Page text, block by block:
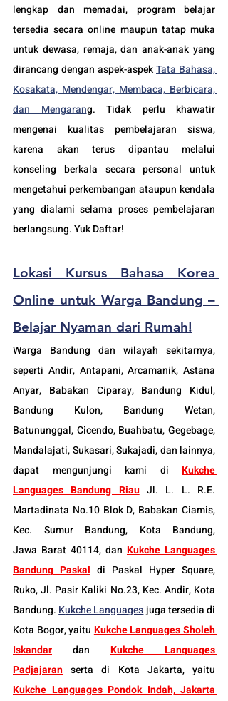
lengkap dan memadai, program belajar
tersedia secara online maupun tatap muka
untuk dewasa, remaja, dan anak-anak yang
dirancang dengan aspek-aspek Tata Bahasa,
Kosakata, Mendengar, Membaca, Berbicara,
dan Mengarang. Tidak perlu khawatir
mengenai kualitas pembelajaran siswa,
karena akan terus dipantau melalui
konseling berkala secara personal untuk
mengetahui perkembangan ataupun kendala
yang dialami selama proses pembelajaran
berlangsung. Yuk Daftar!
Lokasi Kursus Bahasa Korea
Online untuk Warga Bandung –
Belajar Nyaman dari Rumah!
Warga Bandung dan wilayah sekitarnya,
seperti Andir, Antapani, Arcamanik, Astana
Anyar, Babakan Ciparay, Bandung Kidul,
Bandung Kulon, Bandung Wetan,
Batununggal, Cicendo, Buahbatu, Gegebage,
Mandalajati, Sukasari, Sukajadi, dan lainnya,
dapat mengunjungi kami di Kukche
Languages Bandung Riau Jl. L. L. R.E.
Martadinata No.10 Blok D, Babakan Ciamis,
Kec. Sumur Bandung, Kota Bandung,
Jawa Barat 40114, dan Kukche Languages
Bandung Paskal di Paskal Hyper Square,
Ruko, Jl. Pasir Kaliki No.23, Kec. Andir, Kota
Bandung. Kukche Languages juga tersedia di
Kota Bogor, yaitu Kukche Languages Sholeh
Iskandar
dan Kukche Languages
Padjajaran
Kukche Languages Pondok Indah, Jakarta